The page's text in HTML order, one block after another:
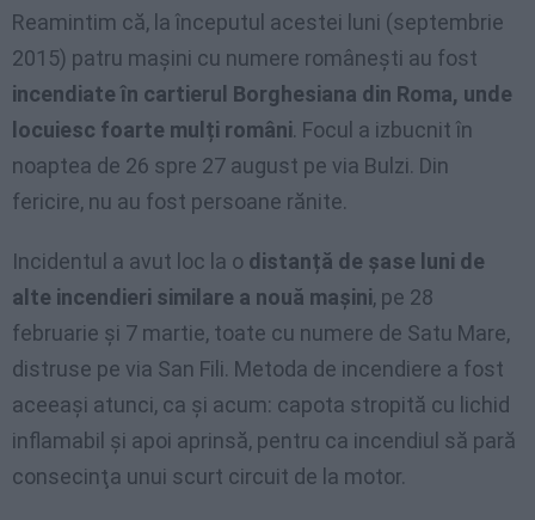
Reamintim că, la începutul acestei luni (septembrie
2015) patru mașini cu numere românești au fost
incendiate în cartierul Borghesiana din Roma, unde
locuiesc foarte mulți români. Focul a izbucnit în
noaptea de 26 spre 27 august pe via Bulzi. Din
fericire, nu au fost persoane rănite.
Incidentul a avut loc la o distanță de șase luni de
alte incendieri similare a nouă mașini, pe 28
februarie și 7 martie, toate cu numere de Satu Mare,
distruse pe via San Fili. Metoda de incendiere a fost
aceeaşi atunci, ca și acum: capota stropită cu lichid
inflamabil şi apoi aprinsă, pentru ca incendiul să pară
consecinţa unui scurt circuit de la motor.